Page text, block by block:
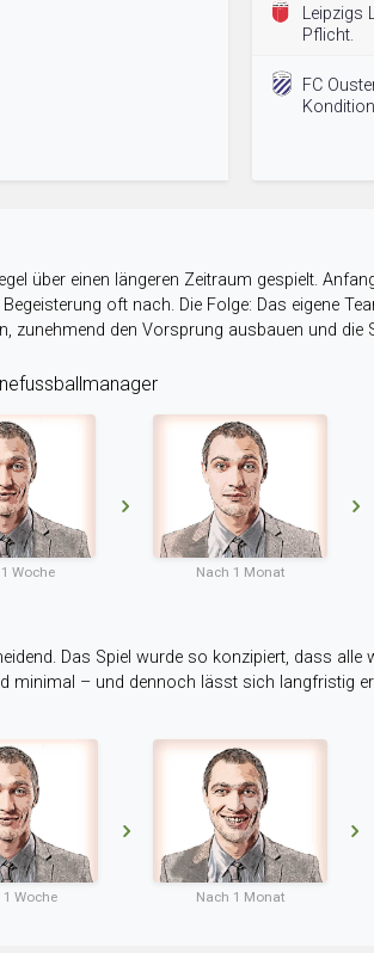
Leipzigs
Pflicht.
FC
über einen längeren Zeitraum gespielt.
oft nach. Die Folge: Das eigene
zunehmend den Vorsprung ausbauen und
Woche Nach 1 Monat
Das Spiel wurde so konzipiert, dass
minimal – und dennoch lässt sich langfristig
1 Woche Nach 1 Monat